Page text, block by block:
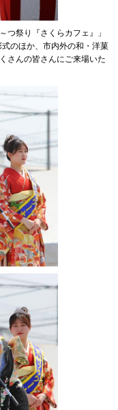
つ祭り『さくらカフェ』」
のほか、市内外の和・洋菓
さんの皆さんにご来場いた